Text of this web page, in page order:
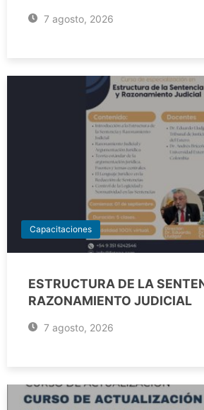
7 agosto, 2026
Capacitaciones
ESTRUCTURA DE LA
RAZONAMIENTO JUDICIAL
7 agosto, 2026